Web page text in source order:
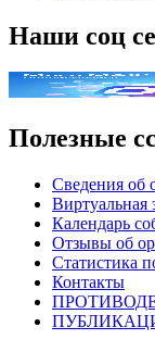
Наши соц
Полезные
Сведения об
Виртуальная
Календарь
Отзывы об
Статистика
Контакты